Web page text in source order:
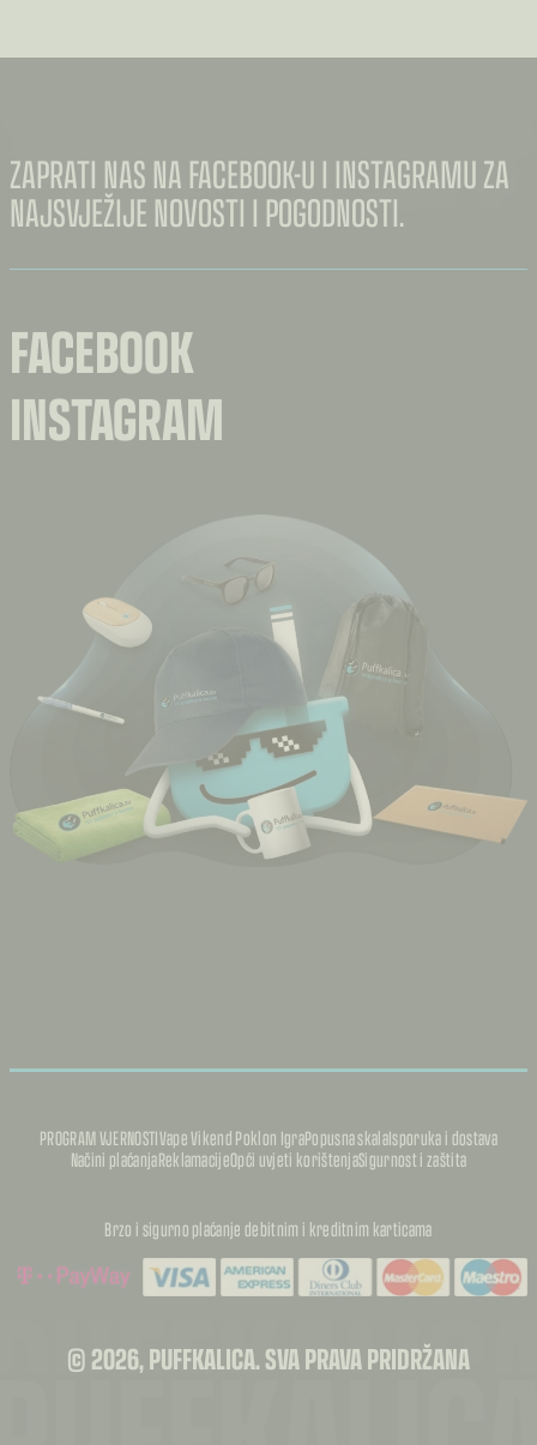
€7.00
€5.00
ZAPRATI NAS NA FACEBOOK-U I INSTAGRAMU ZA
NAJSVJEŽIJE NOVOSTI I POGODNOSTI.
FACEBOOK
INSTAGRAM
PROGRAM VJERNOSTIVape Vikend Poklon IgraPopusna skalaIsporuka i dostava
Načini plaćanjaReklamacijeOpći uvjeti korištenjaSigurnost i zaštita
Brzo i sigurno plaćanje debitnim i kreditnim karticama
© 2026, PUFFKALICA. SVA PRAVA PRIDRŽANA